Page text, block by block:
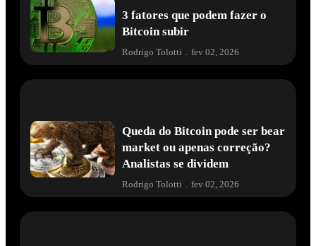
3 fatores que podem fazer o
Bitcoin subir
Rodrigo Tolotti fev 02, 2026
Queda do Bitcoin pode ser bear
market ou apenas correção?
Analistas se dividem
Rodrigo Tolotti . fev 02, 2026